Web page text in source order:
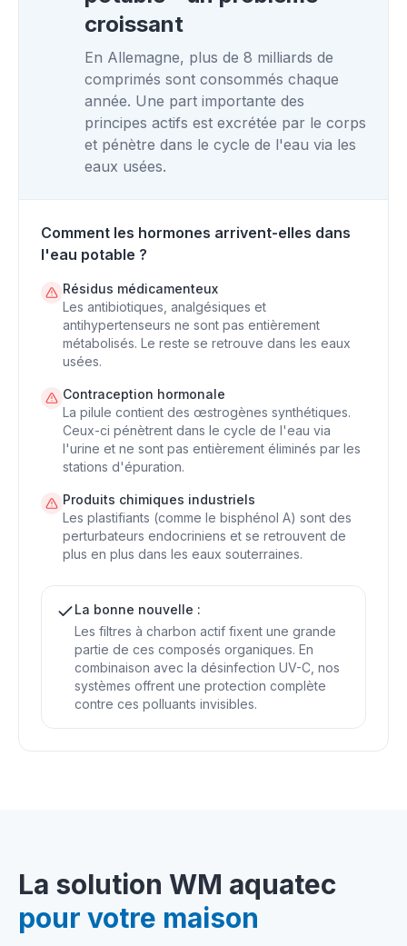
croissant
En Allemagne, plus de 8 milliards de
comprimés sont consommés chaque
année. Une part importante des
principes actifs est excrétée par le corps
et pénètre dans le cycle de l'eau via les
eaux usées.
Comment les hormones arrivent-elles dans
l'eau potable ?
Résidus médicamenteux
Les antibiotiques, analgésiques et
antihypertenseurs ne sont pas entièrement
métabolisés. Le reste se retrouve dans les eaux
usées.
Contraception hormonale
La pilule contient des œstrogènes synthétiques.
Ceux-ci pénètrent dans le cycle de l'eau via
l'urine et ne sont pas entièrement éliminés par les
stations d'épuration.
Produits chimiques industriels
Les plastifiants (comme le bisphénol A) sont des
perturbateurs endocriniens et se retrouvent de
plus en plus dans les eaux souterraines.
La bonne nouvelle :
Les filtres à charbon actif fixent une grande
partie de ces composés organiques. En
combinaison avec la désinfection UV-C, nos
systèmes offrent une protection complète
contre ces polluants invisibles.
La solution WM aquatec
pour votre maison